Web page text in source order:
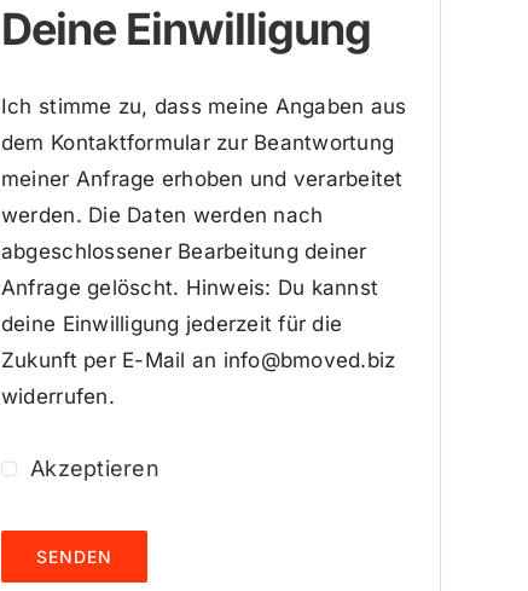
Deine Einwilligung
Ich stimme zu, dass meine Angaben aus
dem Kontaktformular zur Beantwortung
meiner Anfrage erhoben und verarbeitet
werden. Die Daten werden nach
abgeschlossener Bearbeitung deiner
Anfrage gelöscht. Hinweis: Du kannst
deine Einwilligung jederzeit für die
Zukunft per E-Mail an info@bmoved.biz
widerrufen.
Akzeptieren
SENDEN